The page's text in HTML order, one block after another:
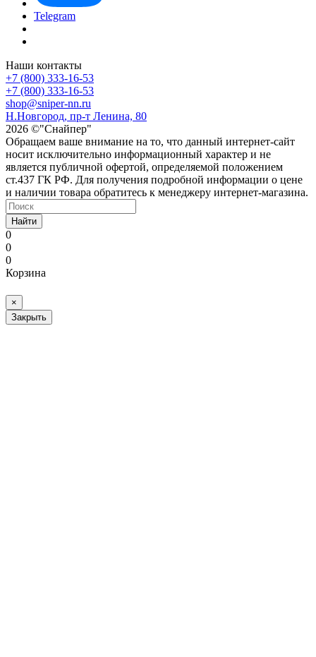
Telegram
Наши контакты
+7 (800) 333-16-53
+7 (800) 333-16-53
shop@sniper-nn.ru
Н.Новгород, пр-т Ленина, 80
2026 ©"Снайпер"
Обращаем ваше внимание на то, что данный интернет-сайт
носит исключительно информационный характер и не
является публичной офертой, определяемой положением
ст.437 ГК РФ. Для получения подробной информации о цене
и наличии товара обратитесь к менеджеру интернет-магазина.
Найти
0
0
0
Корзина
×
Закрыть